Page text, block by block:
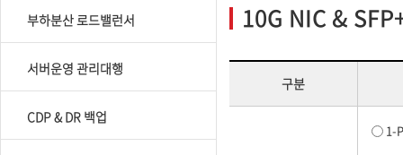
부하분산 로드밸런서
서버운영 관리대행
CDP & DR 백업
10G NIC &
구분
1-